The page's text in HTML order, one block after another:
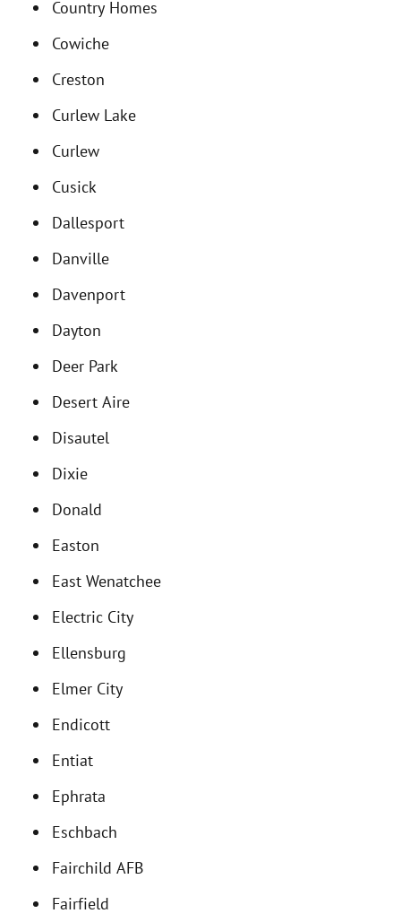
Country Homes
Cowiche
Creston
Curlew Lake
Curlew
Cusick
Dallesport
Danville
Davenport
Dayton
Deer Park
Desert Aire
Disautel
Dixie
Donald
Easton
East Wenatchee
Electric City
Ellensburg
Elmer City
Endicott
Entiat
Ephrata
Eschbach
Fairchild AFB
Fairfield